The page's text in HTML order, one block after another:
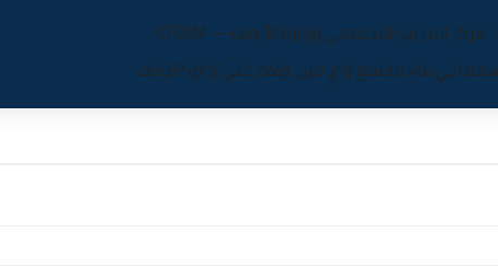
مركز التدريب المجتمعي وإدارة الأزمات — CTCCM
في بناء مجتمع واعٍ، مرن، وقادر على إدارة الأزمات